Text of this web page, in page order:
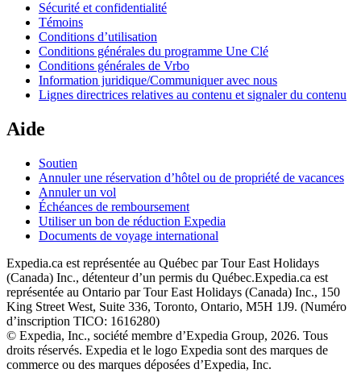
Sécurité et confidentialité
Témoins
Conditions d’utilisation
Conditions générales du programme Une Clé
Conditions générales de Vrbo
Information juridique/Communiquer avec nous
Lignes directrices relatives au contenu et signaler du contenu
Aide
Soutien
Annuler une réservation d’hôtel ou de propriété de vacances
Annuler un vol
Échéances de remboursement
Utiliser un bon de réduction Expedia
Documents de voyage international
Expedia.ca est représentée au Québec par Tour East Holidays
(Canada) Inc., détenteur d’un permis du Québec.Expedia.ca est
représentée au Ontario par Tour East Holidays (Canada) Inc., 150
King Street West, Suite 336, Toronto, Ontario, M5H 1J9. (Numéro
d’inscription TICO: 1616280)
© Expedia, Inc., société membre d’Expedia Group, 2026. Tous
droits réservés. Expedia et le logo Expedia sont des marques de
commerce ou des marques déposées d’Expedia, Inc.